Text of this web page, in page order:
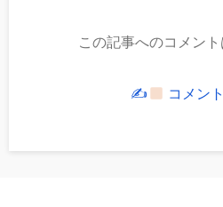
この記事へのコメント
✍ コメン